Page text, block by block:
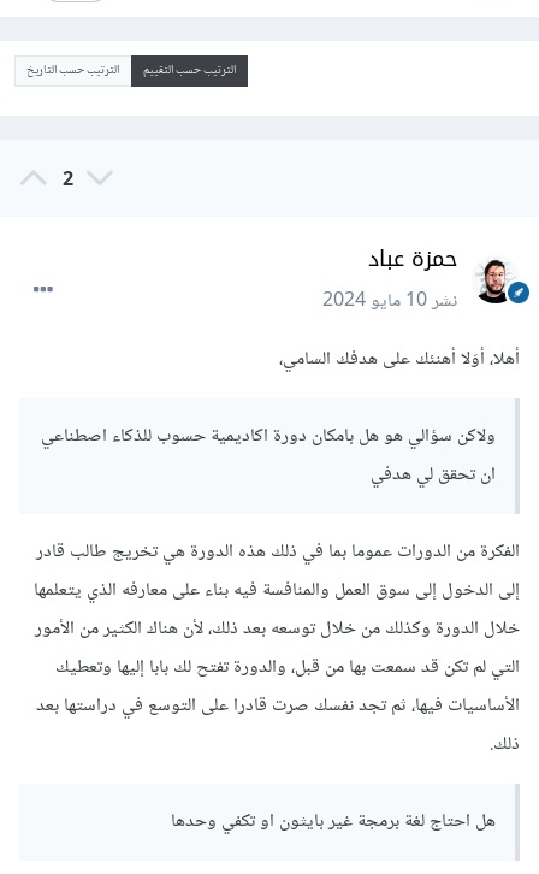
الترتيب حسب التقييم الترتيب حسب التاريخ
2
حمزة عباد
نشر10 مايو 2024
أهلا، أوَلا أهنئك على هدفك السامي،
ولاكن سؤالي هو هل بامكان دورة اكاديمية حسوب للذكاء اصطناعي
ان تحقق لي هدفي
الفكرة من الدورات عموما بما في ذلك هذه الدورة هي تخريج طالب قادر
إلى الدخول إلى سوق العمل والمنافسة فيه بناء على معارفه الذي يتعلمها
خلال الدورة وكذلك من خلال توسعه بعد ذلك، لأن هناك الكثير من الأمور
التي لم تكن قد سمعت بها من قبل، والدورة تفتح لك بابا إليها وتعطيك
الأساسيات فيها، ثم تجد نفسك صرت قادرا على التوسع في دراستها بعد
ذلك.
هل احتاج لغة برمجة غير بايثون او تكفي وحدها